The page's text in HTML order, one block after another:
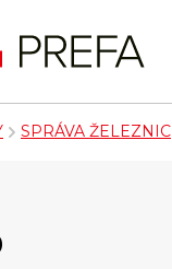
SPRÁVA ŽELEZNIC